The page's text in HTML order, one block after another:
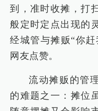
到，准时收摊，打
般定时定点出现的
经城管与摊贩“你
网友点赞。
流动摊贩的管
的难题之一：摊位